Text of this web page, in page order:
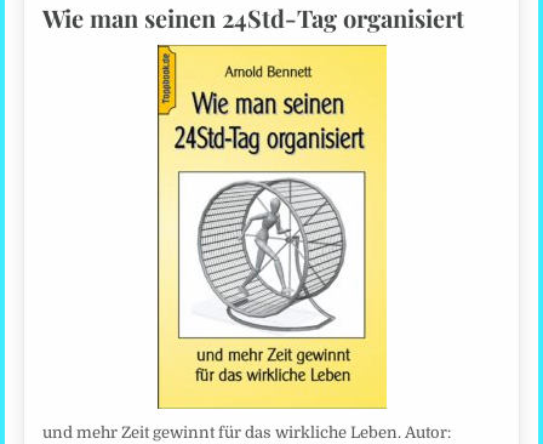
Wie man seinen 24Std-Tag organisiert
und mehr Zeit gewinnt für das wirkliche Leben. Autor: